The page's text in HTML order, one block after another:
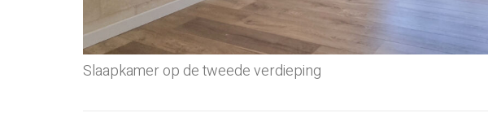
Slaapkamer op de tweede verdieping